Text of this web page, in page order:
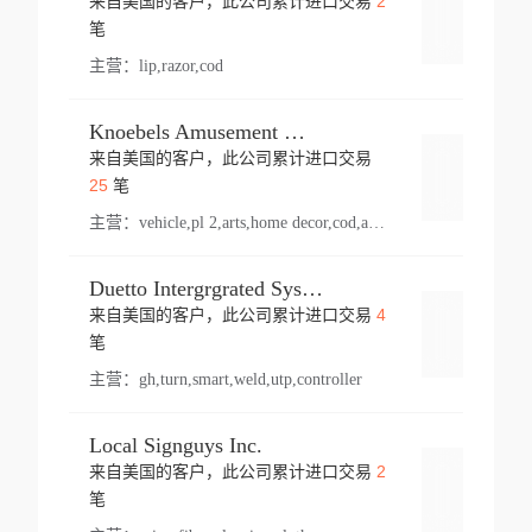
笔
主营： lip,razor,cod
Knoebels Amusement Resort
来自美国的客户，此公司累计进口交易
25笔
主营： vehicle,pl 2,arts,home decor,cod,amusement ride,sea
Duetto Intergrgrated Systems Inc.
来自美国的客户，此公司累计进口交易 4
笔
主营： gh,turn,smart,weld,utp,controller
Local Signguys Inc.
来自美国的客户，此公司累计进口交易 2
笔